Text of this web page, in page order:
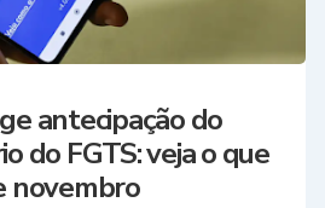
antecipação do
do FGTS: veja o que
novembro